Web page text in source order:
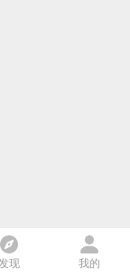
现 我的